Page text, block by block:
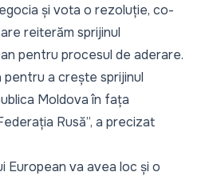
și vota o rezoluție, co-
reiterăm sprijinul
pentru procesul de aderare.
a crește sprijinul
Moldova în fața
Rusă”, a precizat
European va avea loc și o